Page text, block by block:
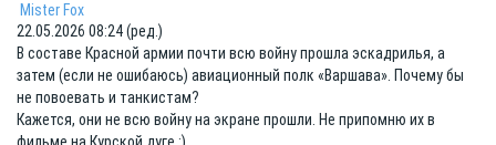
Mister Fox
22.05.2026 08:24 (ред.)
В составе Красной армии почти всю войну прошла эскадрилья, а
затем (если не ошибаюсь) авиационный полк «Варшава». Почему бы
не повоевать и танкистам?
Кажется, они не всю войну на экране прошли. Не припомню их в